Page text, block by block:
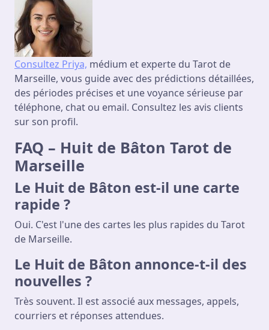
Consultez Priya, médium et experte du Tarot de
Marseille, vous guide avec des prédictions détaillées,
des périodes précises et une voyance sérieuse par
téléphone, chat ou email. Consultez les avis clients
sur son profil.
FAQ – Huit de Bâton Tarot de
Marseille
Le Huit de Bâton est-il une carte
rapide ?
Oui. C'est l'une des cartes les plus rapides du Tarot
de Marseille.
Le Huit de Bâton annonce-t-il des
nouvelles ?
Très souvent. Il est associé aux messages, appels,
courriers et réponses attendues.